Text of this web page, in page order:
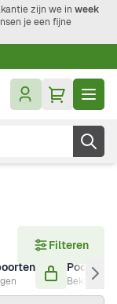
zijn we in week
je een fijne
Filteren
Bekijk